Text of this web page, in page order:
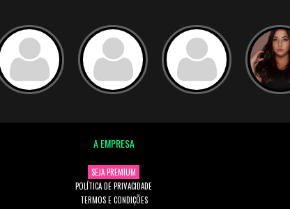
A EMPRESA
SEJA PREMIUM
POLÍTICA DE PRIVACIDADE
TERMOS E CONDIÇÕES